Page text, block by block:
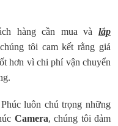
hàng cần mua và
lắp
chúng tôi cam kết rằng giá
hơn vì chi phí vận chuyển
luôn chú trọng những
Camera, chúng tôi đảm